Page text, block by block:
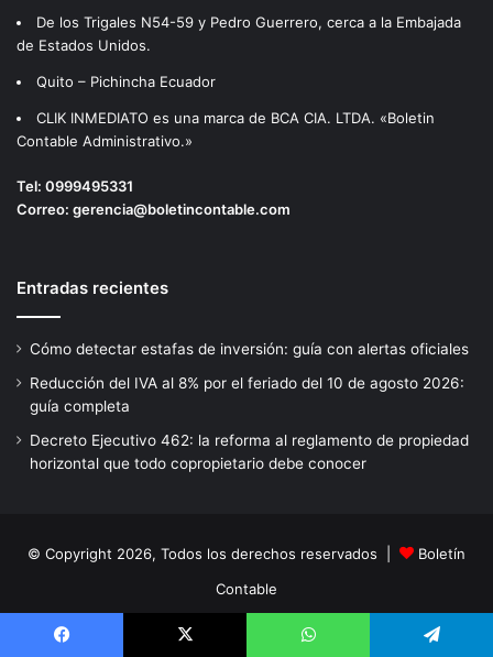
De los Trigales N54-59 y Pedro Guerrero, cerca a la Embajada
de Estados Unidos.
Quito – Pichincha Ecuador
CLIK INMEDIATO es una marca de BCA CIA. LTDA. «Boletin
Contable Administrativo.»
Tel: 0999495331
Correo: gerencia@boletincontable.com
Entradas recientes
Cómo detectar estafas de inversión: guía con alertas oficiales
Reducción del IVA al 8% por el feriado del 10 de agosto 2026:
guía completa
Decreto Ejecutivo 462: la reforma al reglamento de propiedad
horizontal que todo copropietario debe conocer
© Copyright 2026, Todos los derechos reservados |
Boletín
Contable
Creado e Impulsado por:
CreativosEC